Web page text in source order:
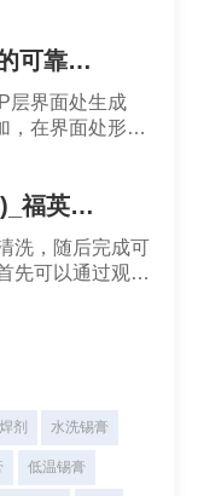
料对铜焊盘的腐
倒装凸点在不同回流次数后的可靠性-深圳市福英达
层界面处生成
，在界面处形成
增加而增加。
韧性断裂，且
小部分脆性断
无铅锡膏的基础知识百科 (4)_福英达焊锡膏
洗，随后完成可
先可以通过观察
剂 水洗锡膏
低温锡膏